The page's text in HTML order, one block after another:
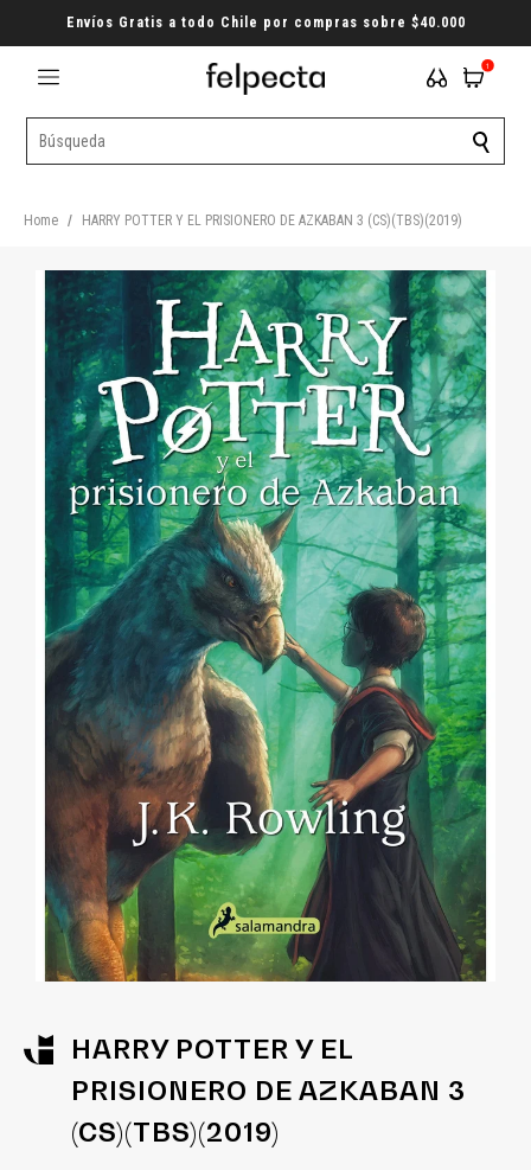
Envíos Gratis a todo Chile por compras sobre $40.000
1
Home / HARRY POTTER Y EL PRISIONERO DE AZKABAN 3 (CS)(TBS)(2019)
HARRY POTTER Y EL
PRISIONERO DE AZKABAN 3
(CS)(TBS)(2019)